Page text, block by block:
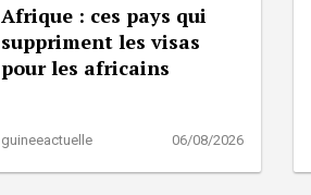
Afrique : ces pays qui
suppriment les visas
pour les africains
guineeactuelle 06/08/2026